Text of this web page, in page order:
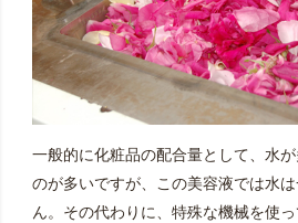
一般的に化粧品の配合量として、水
のが多いですが、この美容液では水
ん。その代わりに、特殊な機械を使